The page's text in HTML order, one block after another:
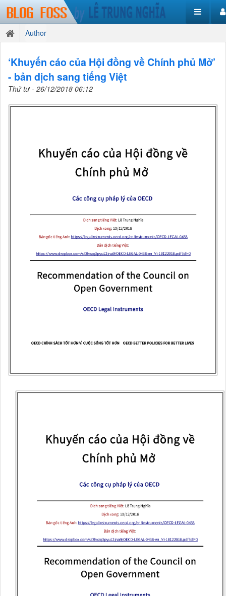
Author
‘Khuyến cáo của Hội đồng về Chính phủ Mở’
- bản dịch sang tiếng Việt
Thứ tư - 26/12/2018 06:12